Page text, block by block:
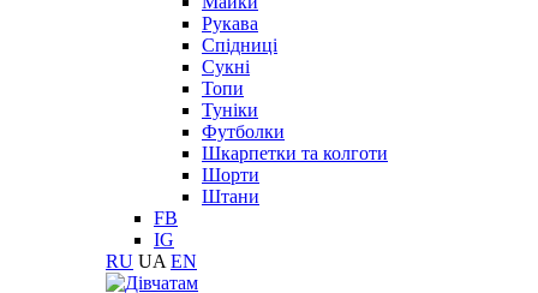
Рукава
Спідниці
Сукні
Топи
Туніки
Футболки
Шкарпетки та колготи
Шорти
Штани
FB
IG
RU UA EN